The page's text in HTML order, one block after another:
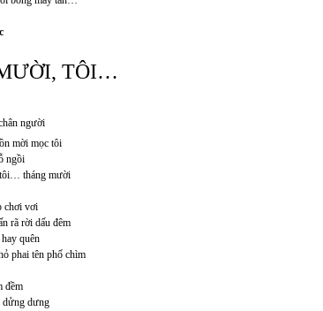
TÔI…
người
mời mọc tôi
ngồi
tháng mười
chơi vơi
rã rời dấu đêm
quên
phai tên phố chìm
đềm
dửng dưng